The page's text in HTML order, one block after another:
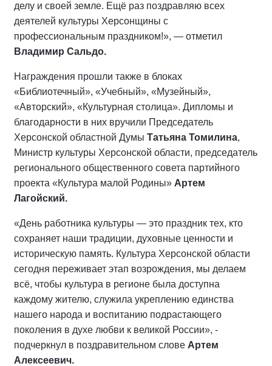
делу и своей земле. Ещё раз поздравляю всех
деятелей культуры Херсонщины с
профессиональным праздником!», — отметил
Владимир Сальдо.
Награждения прошли также в блоках
«Библиотечный», «Учебный», «Музейный»,
«Авторский», «Культурная столица». Дипломы и
благодарности в них вручили Председатель
Херсонской областной Думы Татьяна Томилина,
Министр культуры Херсонской области, председатель
регионального общественного совета партийного
проекта «Культура малой Родины» Артем
Лагойский.
«День работника культуры — это праздник тех, кто
сохраняет наши традиции, духовные ценности и
историческую память. Культура Херсонской области
сегодня переживает этап возрождения, мы делаем
всё, чтобы культура в регионе была доступна
каждому жителю, служила укреплению единства
нашего народа и воспитанию подрастающего
поколения в духе любви к великой России», -
подчеркнул в поздравительном слове Артем
Алексеевич.